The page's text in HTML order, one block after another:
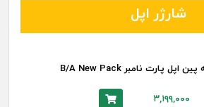
شارژر اپل
شارژر دیواری 20W سه پین اپل پارت نامبر B/A New Pack
۳,۱۹۹,۰۰۰